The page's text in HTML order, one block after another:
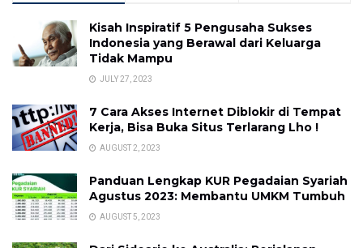
Kisah Inspiratif 5 Pengusaha Sukses
Indonesia yang Berawal dari Keluarga
Tidak Mampu
JULY 27, 2023
7 Cara Akses Internet Diblokir di Tempat
Kerja, Bisa Buka Situs Terlarang Lho !
AUGUST 2, 2023
Panduan Lengkap KUR Pegadaian Syariah
Agustus 2023: Membantu UMKM Tumbuh
AUGUST 5, 2023